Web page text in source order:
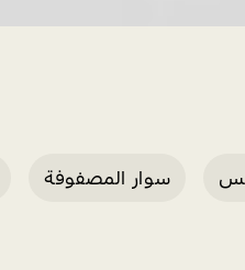
سوار المصفوفة